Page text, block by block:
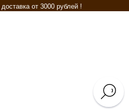
от 3000 рублей !